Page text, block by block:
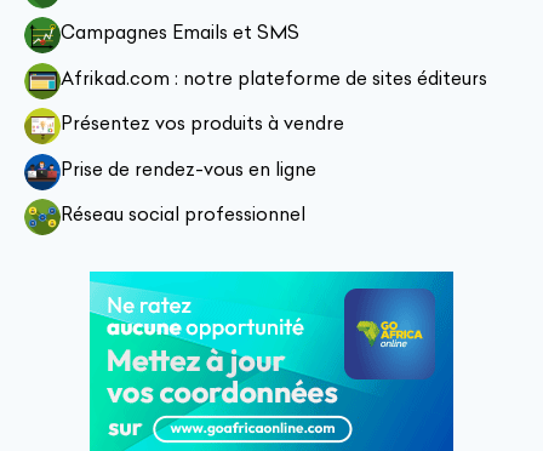
Campagnes Emails et SMS
Afrikad.com : notre plateforme de sites éditeurs
Présentez vos produits à vendre
Prise de rendez-vous en ligne
Réseau social professionnel